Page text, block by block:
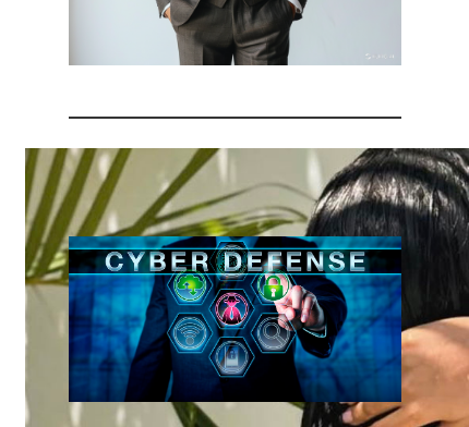
Investigation informatique – quand
faire appel à un cyber-détective ?